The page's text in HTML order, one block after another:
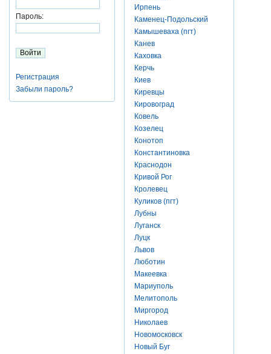
Пароль:
Регистрация
Забыли пароль?
Ирпень
Каменец-Подольский
Камышеваха (пгт)
Канев
Каховка
Керчь
Киев
Киревцы
Кировоград
Ковель
Козелец
Конотоп
Константиновка
Краснодон
Кривой Рог
Кролевец
Куликов (пгт)
Лубны
Луганск
Луцк
Львов
Люботин
Макеевка
Мариуполь
Мелитополь
Миргород
Николаев
Новомосковск
Новый Буг